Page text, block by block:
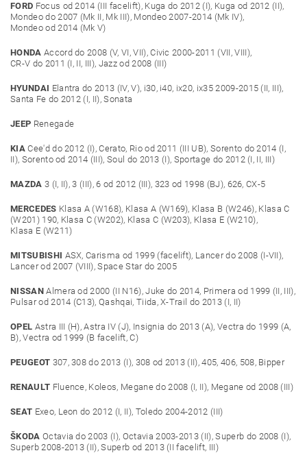
FORD Focus od 2014 (III facelift), Kuga do 2012 (I), Kuga od 2012 (II),
Mondeo do 2007 (Mk II, Mk III), Mondeo 2007-2014 (Mk IV),
Mondeo od 2014 (Mk V)
HONDA Accord do 2008 (V, VI, VII), Civic 2000-2011 (VII, VIII),
CR-V do 2011 (I, II, III), Jazz od 2008 (III)
HYUNDAI Elantra do 2013 (IV, V), i30, i40, ix20, ix35 2009-2015 (II, III),
Santa Fe do 2012 (I, II), Sonata
JEEP Renegade
KIACee'd do 2012 (I), Cerato, Rio od 2011 (III UB), Sorento do 2014 (I,
II), Sorento od 2014 (III), Soul do 2013 (I), Sportage do 2012 (I, II, III)
MAZDA 3 (I, II), 3 (III), 6 od 2012 (III), 323 od 1998 (BJ), 626, CX-5
MERCEDES Klasa A (W168), Klasa A (W169), Klasa B (W246), Klasa C
(W201) 190, Klasa C (W202), Klasa C (W203), Klasa E (W210),
Klasa E (W211)
MITSUBISHI ASX, Carisma od 1999 (facelift), Lancer do 2008 (I-VII),
Lancer od 2007 (VIII), Space Star do 2005
NISSANAlmera od 2000 (II N16), Juke do 2014, Primera od 1999 (II, III),
Pulsar od 2014 (C13), Qashqai, Tiida, X-Trail do 2013 (I, II)
OPEL Astra III (H), Astra IV (J), Insignia do 2013 (A), Vectra do 1999 (A,
B), Vectra od 1999 (B facelift, C)
PEUGEOT 307, 308 do 2013 (I), 308 od 2013 (II), 405, 406, 508, Bipper
RENAULT Fluence, Koleos, Megane do 2008 (I, II), Megane od 2008 (III)
SEAT Exeo, Leon do 2012 (I, II), Toledo 2004-2012 (III)
ŠKODA Octavia do 2003 (I), Octavia 2003-2013 (II), Superb do 2008 (I),
Superb 2008-2013 (II), Superb od 2013 (II facelift, III)